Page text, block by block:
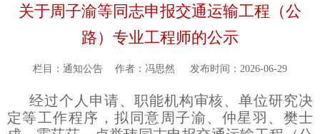
关于周子渝等同志申报交通运输工程（公
路）专业工程师的公示
栏目：通知公告 作者：冯思然 发布时间：2026-06-29
经过个人申请、职能机构审核、单位研究决
定等工作程序，拟同意周子渝、仲星羽、樊士